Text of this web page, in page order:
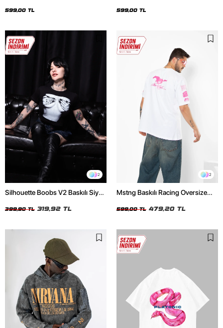
599,00 TL 599,00 TL
2
Silhouette Boobs V2 Baskılı Siyah
399,90 TL 319,92 TL
2
Mstng Baskılı Racing Oversize
599,00 TL 479,20 TL